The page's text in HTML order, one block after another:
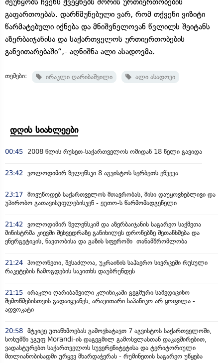
გაფართოებას. დარწმუნებული ვარ, რომ თქვენი ვიზიტი
წარმატებული იქნება და მნიშვნელოვან წვლილს შეიტანს
აზერბაიჯანისა და საქართველოს ურთიერთობების
განვითარებაში“,- აღნიშნა ალი ასადოვმა.
თემები: ირაკლი ღარიბაშვილი ალი ასადოვი
დღის სიახლეები
00:45 2008 წლის რუსეთ-საქართველოს ომიდან 18 წელი გავიდა
23:42 ვოლოდიმირ ზელენსკი 8 აგვისტოს სერბეთს ეწვევა
23:17 მოვუწოდებ საქართველოს მთავრობას, მისი დაუყოვნებლივი და
უპირობო გათავისუფლებისკენ - ეუთო-ს წარმომადგენელი
21:42 ვოლოდიმირ ზელენსკიმ და აზერბაიჯანის საგარეო საქმეთა
მინისტრმა კიევში შეხვედრაზე განიხილეს დრონებზე შეთანხმება და
ენერგეტიკის, ნავთობისა და გაზის სფეროში თანამშრომლობა
21:24 პოლონეთი, შესაძლოა, უკრაინის საჰაერო სივრცეში რუსული
რაკეტების ჩამოგდების საკითხს დაუბრუნდეს
21:15 ირაკლი ღარიბაშვილი კლინიკაში გეგმური სამედიცინო
შემოწმებისთვის გადაიყვანეს, არავითარი საპანიკო არ ყოფილა -
ადვოკატი
20:58 მტკიცე უთანხმოებას გამოვხატავთ 7 აგვისტოს საქართველოში,
სოხუმში ჯგუფ Morandi-ის დაგეგმილ გამოსვლასთან დაკავშირებით,
ვადასტურებთ საქართველოს სუვერენიტეტისა და ტერიტორიული
მთლიანობისადმი ურყევ მხარდაჭერას - რუმინეთის საგარეო უწყება